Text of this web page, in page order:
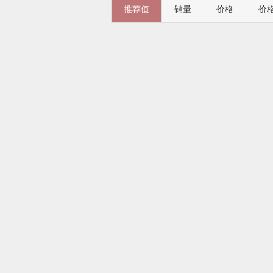
推荐值 销量 价格 价